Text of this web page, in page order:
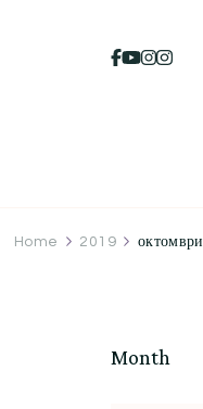
Home 2019 октомври
Month